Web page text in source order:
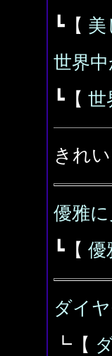
┗【 美
世界
┗【 世
きれ
優雅
┗【 優
ダイ
┗【